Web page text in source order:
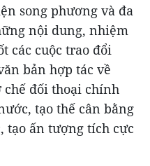
song phương và đa
nội dung, nhiệm
các cuộc trao đổi
bản hợp tác về
đối thoại chính
tạo thế cân bằng
tạo ấn tượng tích cực